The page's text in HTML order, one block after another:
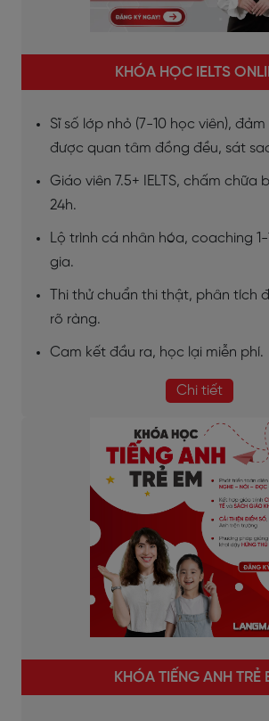
KHÓA HỌC IELTS
Sĩ số lớp nhỏ (7-10 học viên),
được quan tâm đồng đều, sát
Giáo viên 7.5+ IELTS, chấm chữa
24h.
Lộ trình cá nhân hóa, coaching
gia.
Thi thử chuẩn thi thật, phân tích
rõ ràng.
Cam kết đầu ra, học lại miễn phí.
Chi tiết
KHÓA TIẾNG ANH TRẺ